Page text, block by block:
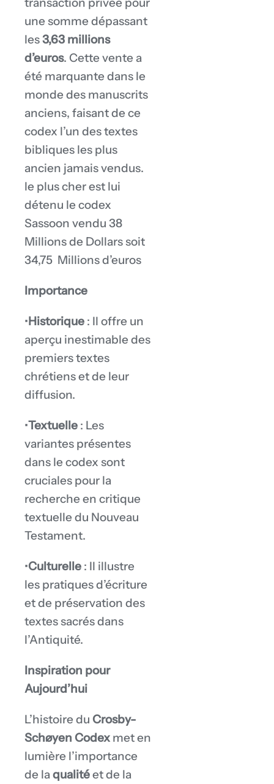
une somme dépassant
les3,63 millions
d’euros. Cette vente a
été marquante dans le
monde des manuscrits
anciens, faisant de ce
codex l’un des textes
bibliques les plus
ancien jamais vendus.
le plus cher est lui
détenu le codex
Sassoon vendu 38
Millions de Dollars soit
34,75 Millions d’euros
Importance
•Historique: Il offre un
aperçu inestimable des
premiers textes
chrétiens et de leur
diffusion.
•Textuelle: Les
variantes présentes
dans le codex sont
cruciales pour la
recherche en critique
textuelle du Nouveau
Testament.
•Culturelle: Il illustre
les pratiques d’écriture
et de préservation des
textes sacrés dans
l’Antiquité.
Inspiration pour
Aujourd’hui
L’histoire du Crosby-
Schøyen Codexmet en
lumière l’importance
de laqualitéet de la